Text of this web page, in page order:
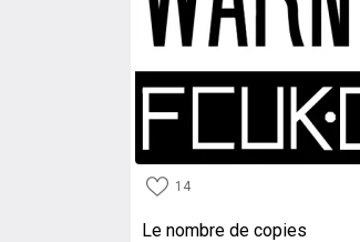
14
Le nombre de copies